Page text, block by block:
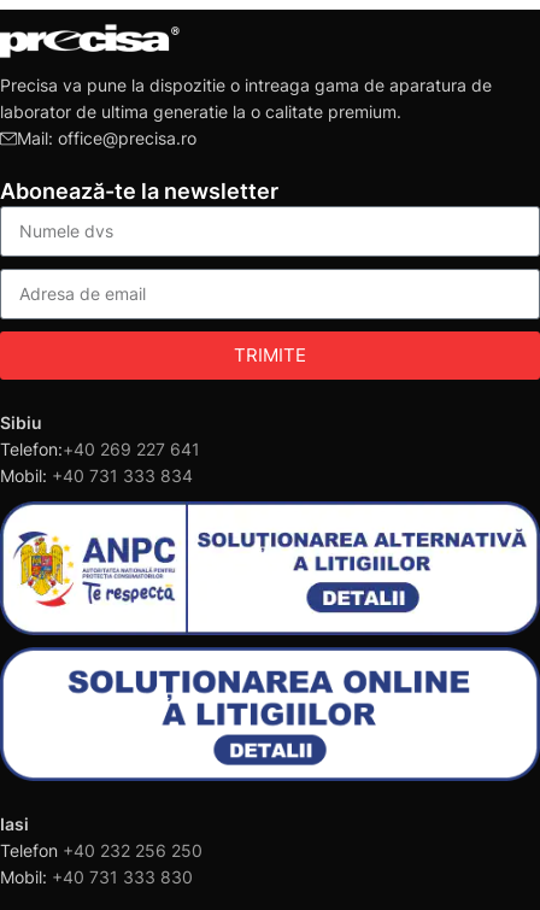
Precisa va pune la dispozitie o intreaga gama de aparatura de
laborator de ultima generatie la o calitate premium.
Mail: office@precisa.ro
Abonează-te la newsletter
TRIMITE
Sibiu
Telefon:+40 269 227 641
Mobil: +40 731 333 834
Iasi
Telefon +40 232 256 250
Mobil: +40 731 333 830